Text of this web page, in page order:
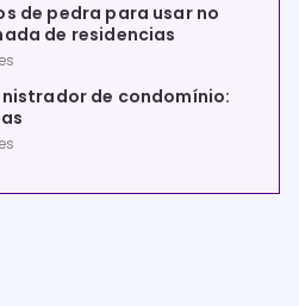
de pedra para usar no
de residencias
de condomínio: